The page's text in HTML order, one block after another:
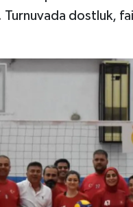
Turnuvada dostluk,